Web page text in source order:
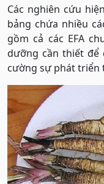
Các nghiên cứu
bảng chứa nhiều
gồm cả các EFA
dưỡng cần thiết để
cường sự phát triển